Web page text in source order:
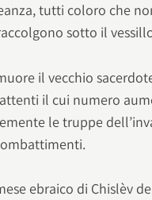
tutti coloro che
sotto il
il vecchio
il cui numero
le truppe
ebraico di Chislèv